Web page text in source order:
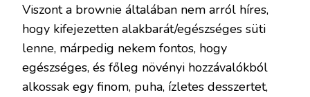
Viszont a brownie általában nem arról híres,
hogy kifejezetten alakbarát/egészséges süti
lenne, márpedig nekem fontos, hogy
egészséges, és főleg növényi hozzávalókból
alkossak egy finom, puha, ízletes desszertet,